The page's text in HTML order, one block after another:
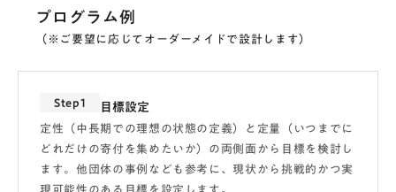
プログラム例
（※ご要望に応じてオーダーメイドで設計します）
Step1 目標設定
定性（中長期での理想の状態の定義）と定量（いつまでに
どれだけの寄付を集めたいか）の両側面から目標を検討し
ます。他団体の事例なども参考に、現状から挑戦的かつ実